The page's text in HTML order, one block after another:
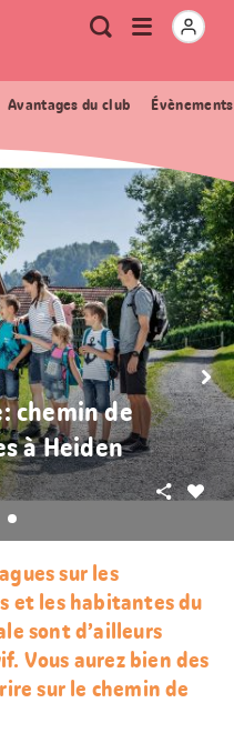
Métanavigation
RechercheOuvrir
Avantages du club
chemin de
à Heiden
Partager
sur les
et les habitantes du
sont d’ailleurs
Vous aurez bien des
sur le chemin de